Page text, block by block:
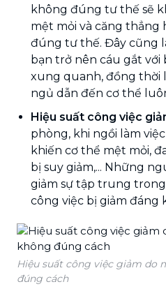
không đúng tư thế sẽ
mệt mỏi và căng thẳng
đúng tư thế. Đây cũng
bạn trở nên cáu gắt với
xung quanh, đồng thời
ngủ dẫn đến cơ thể
Hiệu suất công việc
phòng, khi ngồi làm
khiến cơ thể mệt mỏi,
bị suy giảm,... Những
giảm sự tập trung
công việc bị giảm đáng
Hiệu suất công việc giảm do
đúng cách